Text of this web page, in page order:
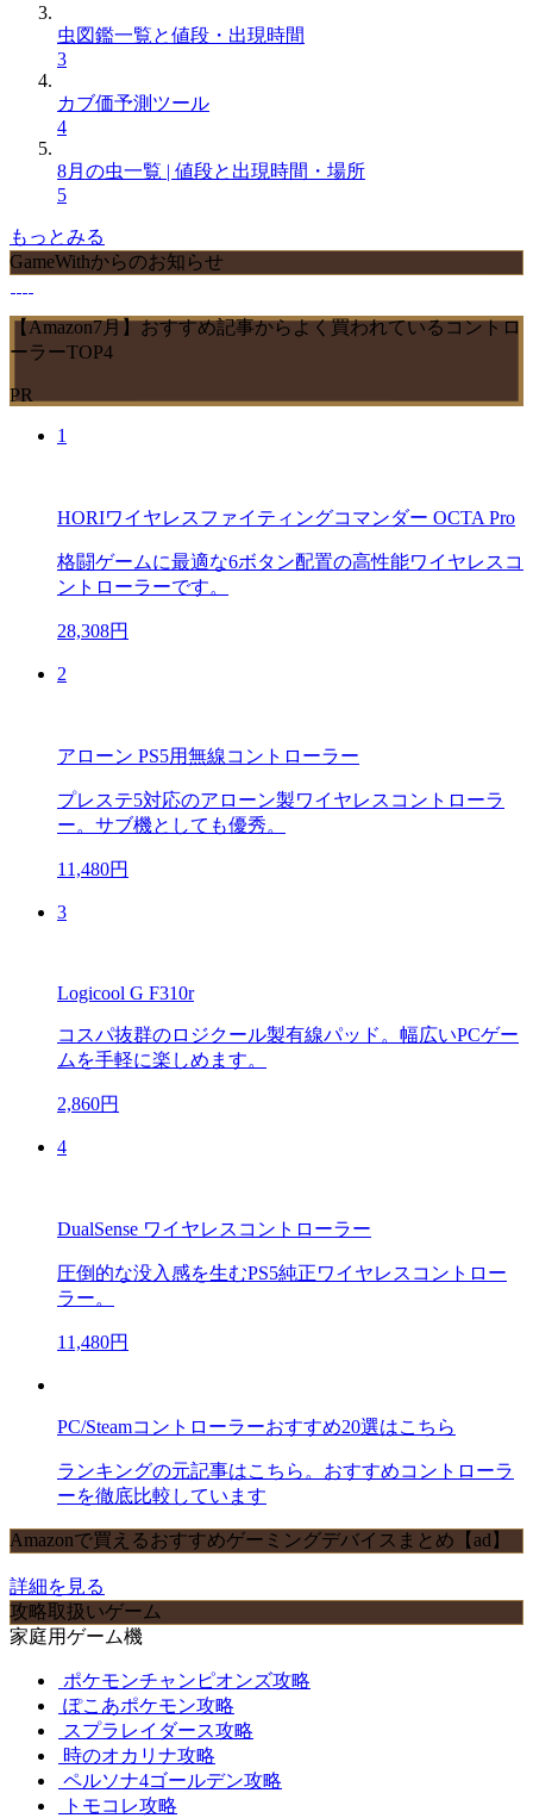
虫図鑑一覧と値段・出現時間
3
カブ価予測ツール
4
8月の虫一覧 | 値段と出現時間・場所
5
もっとみる
GameWithからのお知らせ
【Amazon7月】おすすめ記事からよく買われているコントロ
ーラーTOP4
PR
1
HORIワイヤレスファイティングコマンダー OCTA Pro
格闘ゲームに最適な6ボタン配置の高性能ワイヤレスコ
ントローラーです。
28,308円
2
アローン PS5用無線コントローラー
プレステ5対応のアローン製ワイヤレスコントローラ
ー。サブ機としても優秀。
11,480円
3
Logicool G F310r
コスパ抜群のロジクール製有線パッド。幅広いPCゲー
ムを手軽に楽しめます。
2,860円
4
DualSense ワイヤレスコントローラー
圧倒的な没入感を生むPS5純正ワイヤレスコントロー
ラー。
11,480円
PC/Steamコントローラーおすすめ20選はこちら
ランキングの元記事はこちら。おすすめコントローラ
ーを徹底比較しています
Amazonで買えるおすすめゲーミングデバイスまとめ【ad】
詳細を見る
攻略取扱いゲーム
家庭用ゲーム機
ポケモンチャンピオンズ攻略
ぽこあポケモン攻略
スプラレイダース攻略
時のオカリナ攻略
ペルソナ4ゴールデン攻略
トモコレ攻略